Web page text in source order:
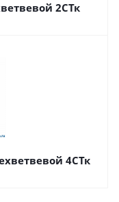
2СТк
4СТк